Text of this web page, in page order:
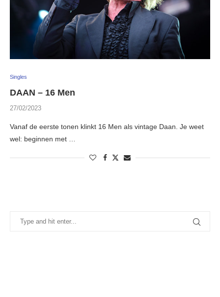
Singles
DAAN – 16 Men
27/02/2023
Vanaf de eerste tonen klinkt 16 Men als vintage Daan. Je weet
wel: beginnen met …